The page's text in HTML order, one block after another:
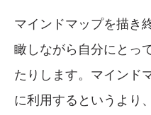
マインドマップを描き
瞰しながら自分にとっ
たりします。マインド
に利用するというより